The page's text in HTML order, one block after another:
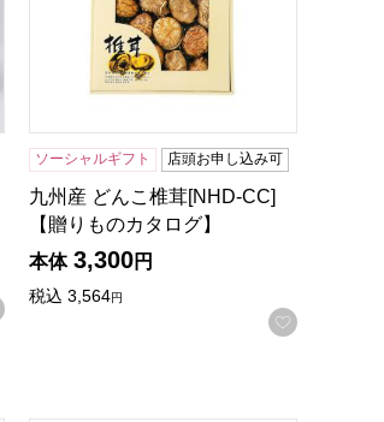
お気に入りに登録する
ソーシャルギフト 店頭お申し込み可
九州産 どんこ椎茸[NHD-CC]
【贈りものカタログ】
本体 3,300円
税込 3,564円
お気に入